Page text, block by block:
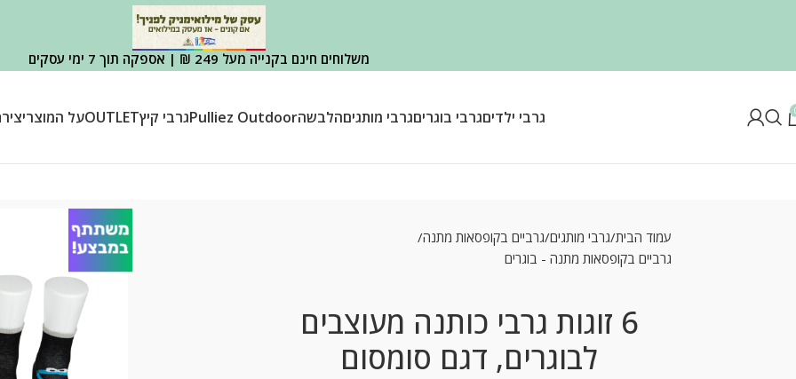
משלוחים חינם בקנייה מעל 249 ₪ | אספקה תוך 7 ימי עסקים
גרבי ילדיםגרבי בוגריםגרבי מותגיםהלבשהPulliez Outdoorגרבי קיץOUTLETעל המוצר
עמוד הבית גרבי מותגים גרביים בקופסאות מתנה
גרביים בקופסאות מתנה - בוגרים
6 זוגות גרבי כותנה מעוצבים
לבוגרים, דגם סומסום